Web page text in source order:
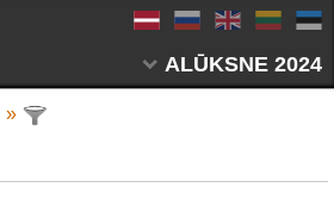
ALŪKSNE 2024
»